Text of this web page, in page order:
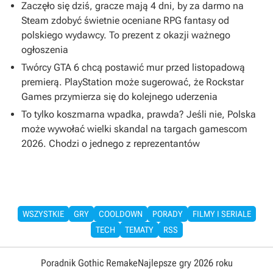
Zaczęło się dziś, gracze mają 4 dni, by za darmo na
Steam zdobyć świetnie oceniane RPG fantasy od
polskiego wydawcy. To prezent z okazji ważnego
ogłoszenia
Twórcy GTA 6 chcą postawić mur przed listopadową
premierą. PlayStation może sugerować, że Rockstar
Games przymierza się do kolejnego uderzenia
To tylko koszmarna wpadka, prawda? Jeśli nie, Polska
może wywołać wielki skandal na targach gamescom
2026. Chodzi o jednego z reprezentantów
WSZYSTKIE GRY COOLDOWN PORADY
FILMY I SERIALE
TECH
TEMATY RSS
Poradnik Gothic RemakeNajlepsze gry 2026 roku